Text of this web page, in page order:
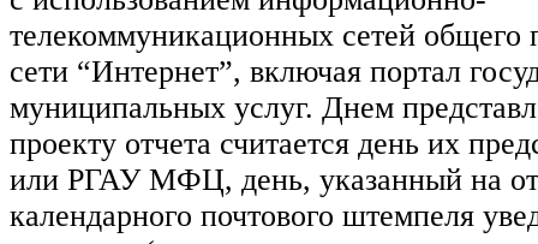
телекоммуникационных сетей общего
сети “Интернет”, включая портал
муниципальных услуг. Днем
проекту отчета считается день их
или РГАУ МФЦ, день, указанный на
календарного почтового штемпеля